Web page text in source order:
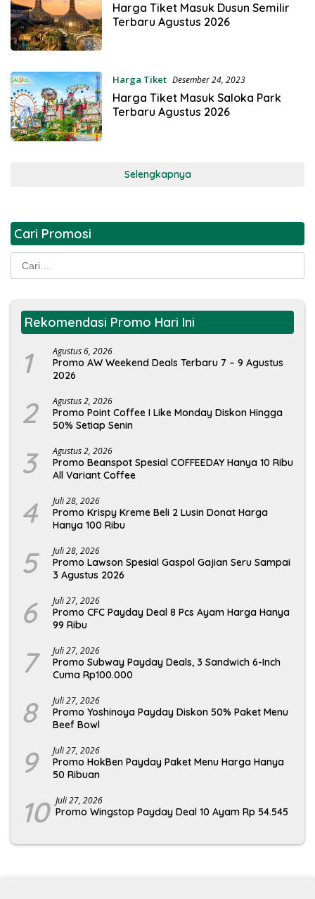
Harga Tiket Masuk Dusun Semilir
Terbaru Agustus 2026
Harga Tiket Desember 24, 2023
Harga Tiket Masuk Saloka Park
Terbaru Agustus 2026
Selengkapnya
Cari Promosi
Cari
untuk:
Rekomendasi Promo Hari Ini
1 Agustus 6, 2026
Promo AW Weekend Deals Terbaru 7 – 9 Agustus
2026
2 Agustus 2, 2026
Promo Point Coffee I Like Monday Diskon Hingga
50% Setiap Senin
3 Agustus 2, 2026
Promo Beanspot Spesial COFFEEDAY Hanya 10 Ribu
All Variant Coffee
4 Juli 28, 2026
Promo Krispy Kreme Beli 2 Lusin Donat Harga
Hanya 100 Ribu
5 Juli 28, 2026
Promo Lawson Spesial Gaspol Gajian Seru Sampai
3 Agustus 2026
6 Juli 27, 2026
Promo CFC Payday Deal 8 Pcs Ayam Harga Hanya
99 Ribu
7 Juli 27, 2026
Promo Subway Payday Deals, 3 Sandwich 6-Inch
Cuma Rp100.000
8 Juli 27, 2026
Promo Yoshinoya Payday Diskon 50% Paket Menu
Beef Bowl
9 Juli 27, 2026
Promo HokBen Payday Paket Menu Harga Hanya
50 Ribuan
10 Juli 27, 2026
Promo Wingstop Payday Deal 10 Ayam Rp 54.545